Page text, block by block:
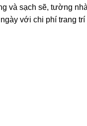
và sạch sẽ, tường
với chi phí trang trí